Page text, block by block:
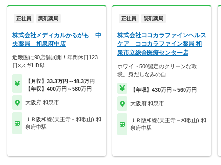
正社員 調剤薬局
株式会社メディカルかるがも 中
央薬局 和泉府中店
近畿圏に90店舗展開！年間休日123
日×スギHD母…
【月収】33.3万円～48.3万円
【年収】400万円～580万円
大阪府 和泉市
ＪＲ阪和線(天王寺－和歌山) 和
泉府中駅
正社員 調剤薬局
株式会社ココカラファインヘルス
ケア ココカラファイン薬局 和
泉市立総合医療センター店
ホワイト500認定のクリーンな環
境。身だしなみの自…
【年収】430万円～560万円
大阪府 和泉市
ＪＲ阪和線(天王寺－和歌山) 和
泉府中駅